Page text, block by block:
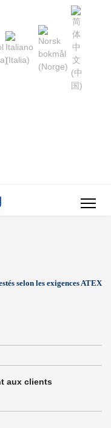
selon les exigences ATEX
aux clients